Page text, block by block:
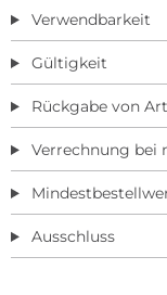
Verwendbarkeit
Gültigkeit
Rückgabe von
Verrechnung bei
Ausschluss